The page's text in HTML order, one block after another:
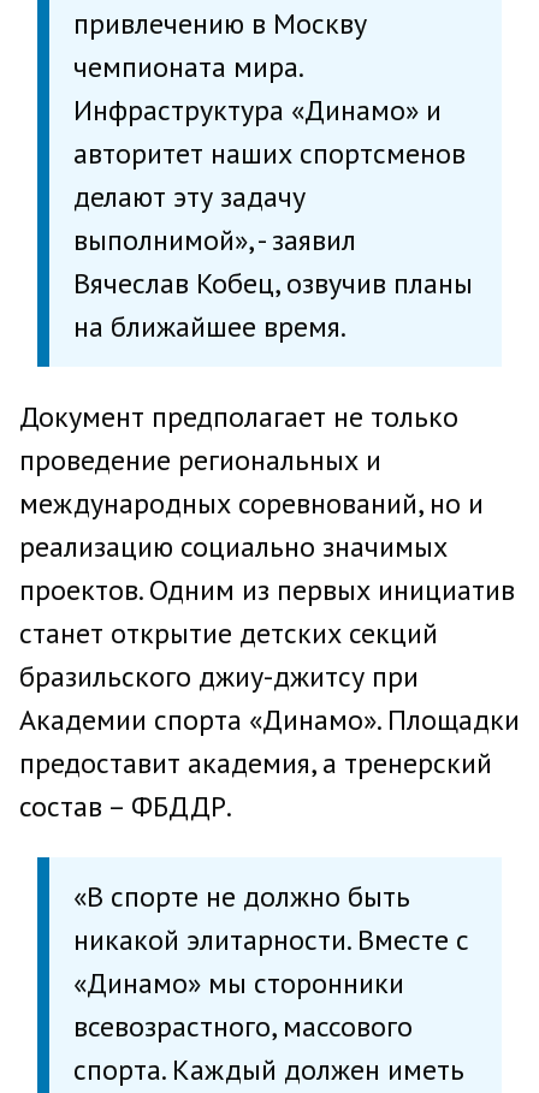
привлечению в Москву
чемпионата мира.
Инфраструктура «Динамо» и
авторитет наших спортсменов
делают эту задачу
выполнимой», - заявил
Вячеслав Кобец, озвучив планы
на ближайшее время.
Документ предполагает не только
проведение региональных и
международных соревнований, но и
реализацию социально значимых
проектов. Одним из первых инициатив
станет открытие детских секций
бразильского джиу-джитсу при
Академии спорта «Динамо». Площадки
предоставит академия, а тренерский
состав – ФБДДР.
«В спорте не должно быть
никакой элитарности. Вместе с
«Динамо» мы сторонники
всевозрастного, массового
спорта. Каждый должен иметь